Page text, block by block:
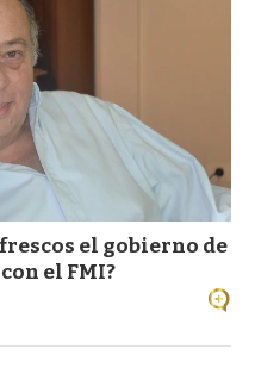
el gobierno de
el FMI?